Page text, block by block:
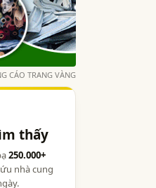
CÁO TRANG VÀNG
thấy
250.000+
nhà cung